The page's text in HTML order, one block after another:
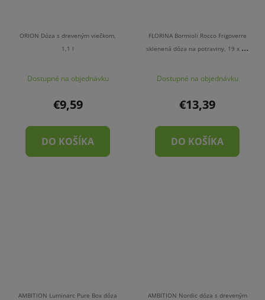
ORION Dóza s dreveným viečkom,
1,1 l
Dostupné na objednávku
€9,59
DO KOŠÍKA
FLORINA Bormioli Rocco Frigoverre
sklenená dóza na potraviny, 19 x 19
Dostupné na objednávku
€13,39
DO KOŠÍKA
AMBITION Luminarc Pure Box dóza AMBITION Nordic dóza s dreveným